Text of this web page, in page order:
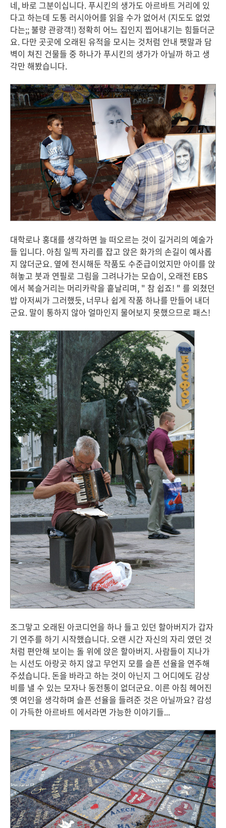
네, 바로 그분이십니다. 푸시킨의 생가도 아르바트 거리에 있
다고 하는데 도통 러시아어를 읽을 수가 없어서 (지도도 없었
다는;; 불량 관광객!) 정확히 어느 집인지 찝어내기는 힘들더군
요. 다만 곳곳에 오래된 유적을 모시는 것처럼 안내 팻말과 담
벽이 쳐진 건물들 중 하나가 푸시킨의 생가가 아닐까 하고 생
각만 해봤습니다.
대학로나 홍대를 생각하면 늘 떠오르는 것이 길거리의 예술가
들 입니다. 아침 일찍 자리를 잡고 앉은 화가의 손길이 예사롭
지 않더군요. 옆에 전시해둔 작품도 수준급이었지만 아이를 앉
혀놓고 붓과 연필로 그림을 그려나가는 모습이, 오래전 EBS
에서 복슬거리는 머리카락을 흩날리며, " 참 쉽죠! " 를 외쳤던
밥 아저씨가 그러했듯, 너무나 쉽게 작품 하나를 만들어 내더
군요. 말이 통하지 않아 얼마인지 물어보지 못했으므로 패스!
조그맣고 오래된 아코디언을 하나 들고 있던 할아버지가 갑자
기 연주를 하기 시작했습니다. 오랜 시간 자신의 자리 였던 것
처럼 편안해 보이는 돌 위에 앉은 할아버지. 사람들이 지나가
는 시선도 아랑곳 하지 않고 무언지 모를 슬픈 선율을 연주해
주셨습니다. 돈을 바라고 하는 것이 아닌지 그 어디에도 감상
비를 낼 수 있는 모자나 동전통이 없더군요. 이른 아침 헤어진
옛 여인을 생각하며 슬픈 선율을 들려준 것은 아닐까요? 감성
이 가득한 아르바트 에서라면 가능한 이야기들...